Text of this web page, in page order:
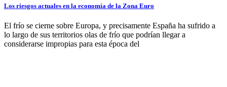
Los riesgos actuales en la economía de la Zona Euro
El frío se cierne sobre Europa, y precisamente España ha sufrido a
lo largo de sus territorios olas de frío que podrían llegar a
considerarse impropias para esta época del